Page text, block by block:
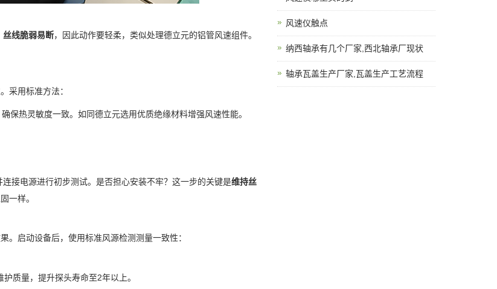
丝线脆弱易断，因此动作要轻柔，类似处理德立元的铝管风速组件。
采用标准方法：
保热灵敏度一致。如同德立元选用优质绝缘材料增强风速性能。
接电源进行初步测试。是否担心安装不牢？这一步的关键是维持丝
一样。
。启动设备后，使用标准风源检测测量一致性：
质量，提升探头寿命至2年以上。
风速仪触点
纳西轴承有几个厂家,西北轴承厂现状
轴承瓦盖生产厂家,瓦盖生产工艺流程